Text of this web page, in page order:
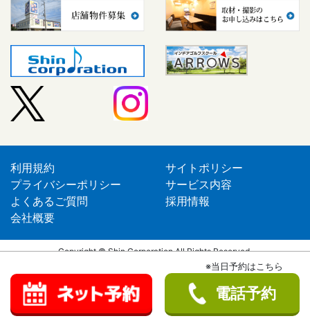
利用規約
サイトポリシー
プライバシーポリシー
サービス内容
よくあるご質問
採用情報
会社概要
Copyright © Shin Corporation All Rights Reserved.
※当日予約はこちら
電話予約